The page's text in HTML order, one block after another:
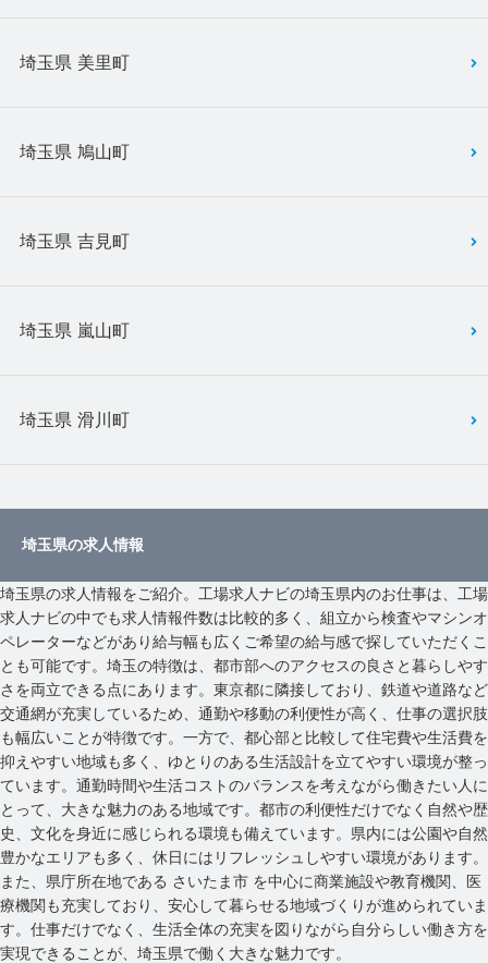
埼玉県 美里町
埼玉県 鳩山町
埼玉県 吉見町
埼玉県 嵐山町
埼玉県 滑川町
埼玉県の求人情報
埼玉県の求人情報をご紹介。工場求人ナビの埼玉県内のお仕事は、工場
求人ナビの中でも求人情報件数は比較的多く、組立から検査やマシンオ
ペレーターなどがあり給与幅も広くご希望の給与感で探していただくこ
とも可能です。埼玉の特徴は、都市部へのアクセスの良さと暮らしやす
さを両立できる点にあります。東京都に隣接しており、鉄道や道路など
交通網が充実しているため、通勤や移動の利便性が高く、仕事の選択肢
も幅広いことが特徴です。一方で、都心部と比較して住宅費や生活費を
抑えやすい地域も多く、ゆとりのある生活設計を立てやすい環境が整っ
ています。通勤時間や生活コストのバランスを考えながら働きたい人に
とって、大きな魅力のある地域です。都市の利便性だけでなく自然や歴
史、文化を身近に感じられる環境も備えています。県内には公園や自然
豊かなエリアも多く、休日にはリフレッシュしやすい環境があります。
また、県庁所在地である さいたま市 を中心に商業施設や教育機関、医
療機関も充実しており、安心して暮らせる地域づくりが進められていま
す。仕事だけでなく、生活全体の充実を図りながら自分らしい働き方を
実現できることが、埼玉県で働く大きな魅力です。